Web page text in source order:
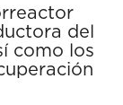
del
como los